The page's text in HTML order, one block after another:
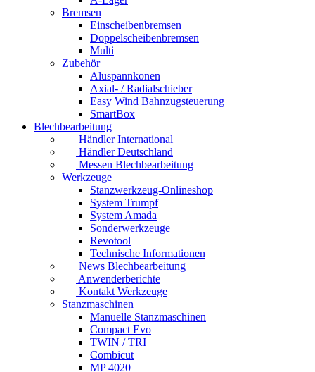
Bremsen
Einscheibenbremsen
Doppelscheibenbremsen
Multi
Zubehör
Aluspannkonen
Axial- / Radialschieber
Easy Wind Bahnzugsteuerung
SmartBox
Blechbearbeitung
Händler International
Händler Deutschland
Messen Blechbearbeitung
Werkzeuge
Stanzwerkzeug-Onlineshop
System Trumpf
System Amada
Sonderwerkzeuge
Revotool
Technische Informationen
News Blechbearbeitung
Anwenderberichte
Kontakt Werkzeuge
Stanzmaschinen
Manuelle Stanzmaschinen
Compact Evo
TWIN / TRI
Combicut
MP 4020